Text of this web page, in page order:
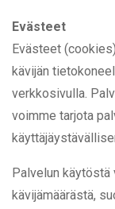
Evästeet
Evästeet
kävijän
verkkosivulla.
voimme tarjota
Palvelun
kävijämäärästä,